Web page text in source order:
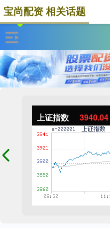
上证指数 3940.04
宝尚配资 相关话题